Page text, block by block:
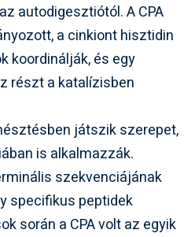
autodigesztiótól. A CPA
a cinkiont hisztidin
koordinálják, és egy
részt a katalízisben
játszik szerepet,
is alkalmazzák.
szekvenciájának
specifikus peptidek
során a CPA volt az egyik